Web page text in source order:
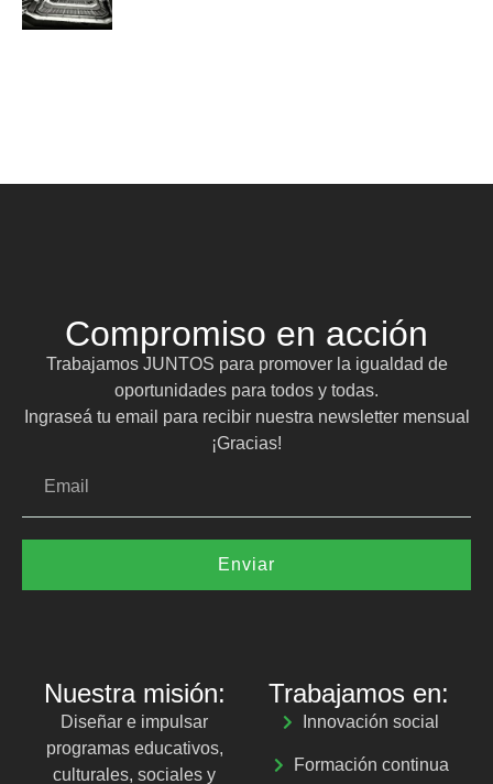
Compromiso en acción
Trabajamos JUNTOS para promover la igualdad de
oportunidades para todos y todas.
Ingraseá tu email para recibir nuestra newsletter mensual
¡Gracias!
Enviar
Nuestra misión:
Diseñar e impulsar
programas educativos,
culturales, sociales y
Trabajamos en:
Innovación social
Formación continua